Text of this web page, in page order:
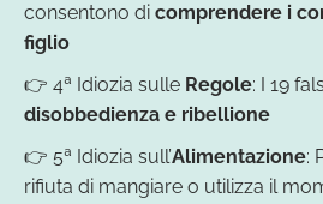
consentono di comprendere i
figlio
👉 4ª Idiozia sulle Regole: I 19
disobbedienza e ribellione
👉 5ª Idiozia sull’Alimentazione:
rifiuta di mangiare o utilizza il